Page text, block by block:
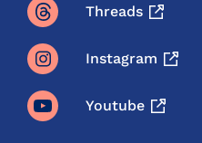
Threads
Instagram
Youtube